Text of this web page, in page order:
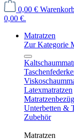
0,00 €
0,00 €.
Matratzen
Zur Kategorie
Latexmatratzen
Unterbetten &
Zubehör
Matratzen